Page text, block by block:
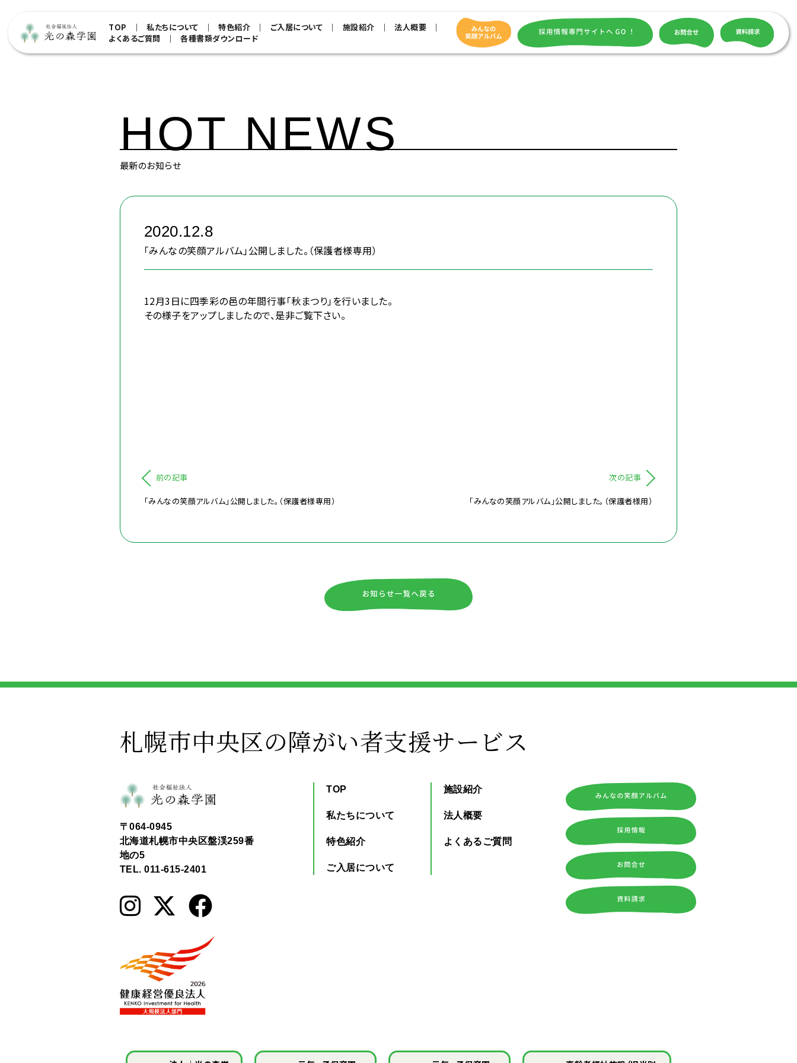
TOP 私たちについて 特色紹介 ご入居について 施設紹介
法人概要
よくあるご質問
各種書類ダウンロード
HOT NEWS
最新のお知らせ
2020.12.8
「みんなの笑顔アルバム」公開しました。（保護者様専用）
12月3日に四季彩の邑の年間行事「秋まつり」を行いました。
その様子をアップしましたので、是非ご覧下さい。
前の記事
「みんなの笑顔アルバム」公開しました。（保護者様専用）
次の記事
「みんなの笑顔アルバム」公開しました。（保護者様用）
札幌市中央区の障がい者支援サービス
〒064-0945
北海道札幌市中央区盤渓259番
地の5
TEL. 011-615-2401
TOP
私たちについて
特色紹介
ご入居について
施設紹介
法人概要
よくあるご質問